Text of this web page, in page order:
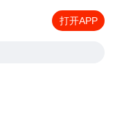
打开APP